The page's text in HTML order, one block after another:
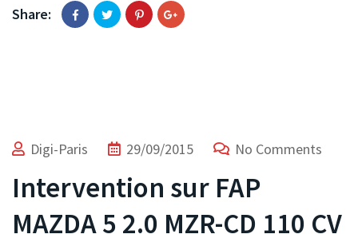
Share:
Digi-Paris 29/09/2015 No Comments
Intervention sur FAP
MAZDA 5 2.0 MZR-CD 110 CV